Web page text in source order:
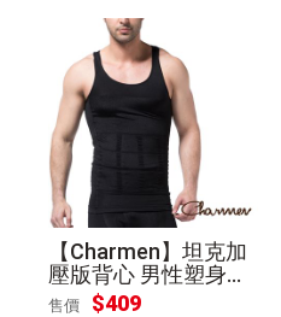
【Charmen】坦克加
壓版背心 男性塑身衣
(黑色M)
售價 $409